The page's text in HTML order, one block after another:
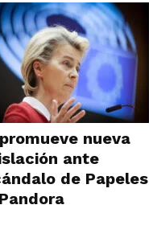
nueva
ante
de Papeles